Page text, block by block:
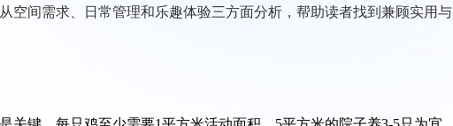
空间需求、日常管理和乐趣体验三方面分析，帮助读者找到兼顾实用与